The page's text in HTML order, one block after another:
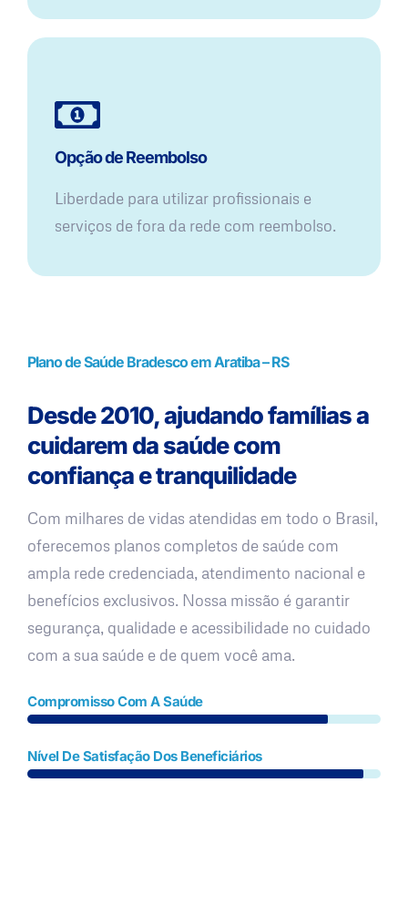
Opção de Reembolso
Liberdade para utilizar profissionais e
serviços de fora da rede com reembolso.
Plano de Saúde Bradesco em Aratiba – RS
Desde 2010, ajudando famílias a
cuidarem da saúde com
confiança e tranquilidade
Com milhares de vidas atendidas em todo o Brasil,
oferecemos planos completos de saúde com
ampla rede credenciada, atendimento nacional e
benefícios exclusivos. Nossa missão é garantir
segurança, qualidade e acessibilidade no cuidado
com a sua saúde e de quem você ama.
Compromisso Com A Saúde
Nível De Satisfação Dos Beneficiários